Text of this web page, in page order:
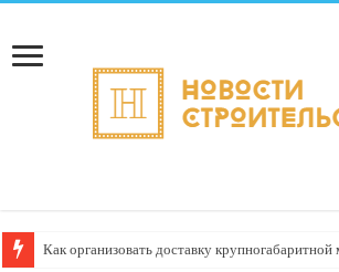
Как организовать доставку
Доставка грузов с GPS‑трекингом в реальном